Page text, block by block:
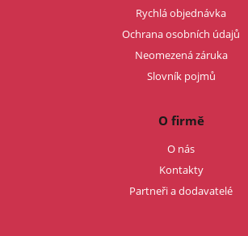
Rychlá objednávka
Ochrana osobních údajů
Neomezená záruka
Slovník pojmů
O firmě
O nás
Kontakty
Partneři a dodavatelé